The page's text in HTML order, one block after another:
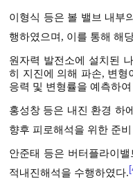
이형식 등은 볼 밸브 내부
행하였으며, 이를 통해 해
원자력 발전소에 설치된
히 지진에 의해 파손, 변형
응력 및 변형률을 예측하
홍성창 등은 내진 환경 하
향후 피로해석을 위한 준
안준태 등은 버터플라이
적내진해석을 수행하였다.